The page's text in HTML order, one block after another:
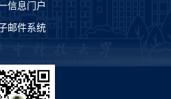
信息门户
邮件系统